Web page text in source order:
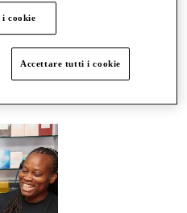
i cookie
Accettare tutti i cookie